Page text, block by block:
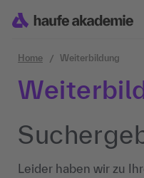
Home Weiterbildung
Leider haben wir zu